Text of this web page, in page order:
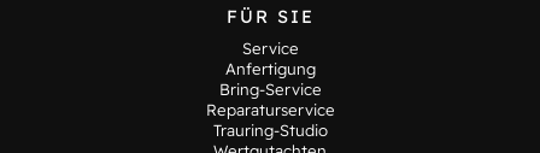
FÜR SIE
Service
Anfertigung
Bring-Service
Reparaturservice
Trauring-Studio